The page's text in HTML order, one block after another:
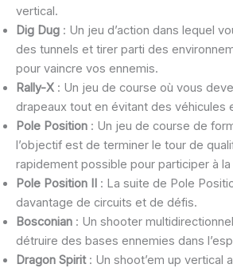
vertical.
Dig Dug : Un jeu d’action dans lequel
des tunnels et tirer parti des
pour vaincre vos ennemis.
Rally-X : Un jeu de course où vous
drapeaux tout en évitant des véhicules
Pole Position : Un jeu de course de
l’objectif est de terminer le tour de
rapidement possible pour participer à
Pole Position II : La suite de Pole
davantage de circuits et de défis.
Bosconian : Un shooter
détruire des bases ennemies dans
Dragon Spirit: Un shoot’em up vertical